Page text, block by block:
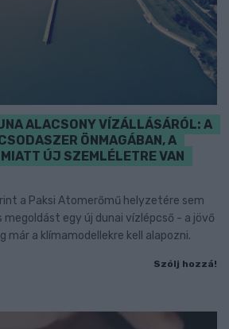
ALACSONY VÍZÁLLÁSÁRÓL: A
ÖNMAGÁBAN, A
ÚJ SZEMLÉLETRE VAN
a Paksi Atomerőmű helyzetére sem
egy új dunai vízlépcső - a jövő
már a klímamodellekre kell alapozni.
Szólj hozzá!